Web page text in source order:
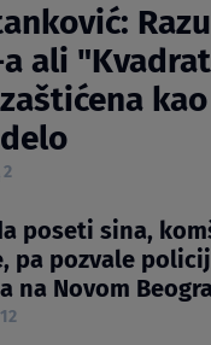
a ali
2
poseti sina,
pa pozvale
na Novom
12